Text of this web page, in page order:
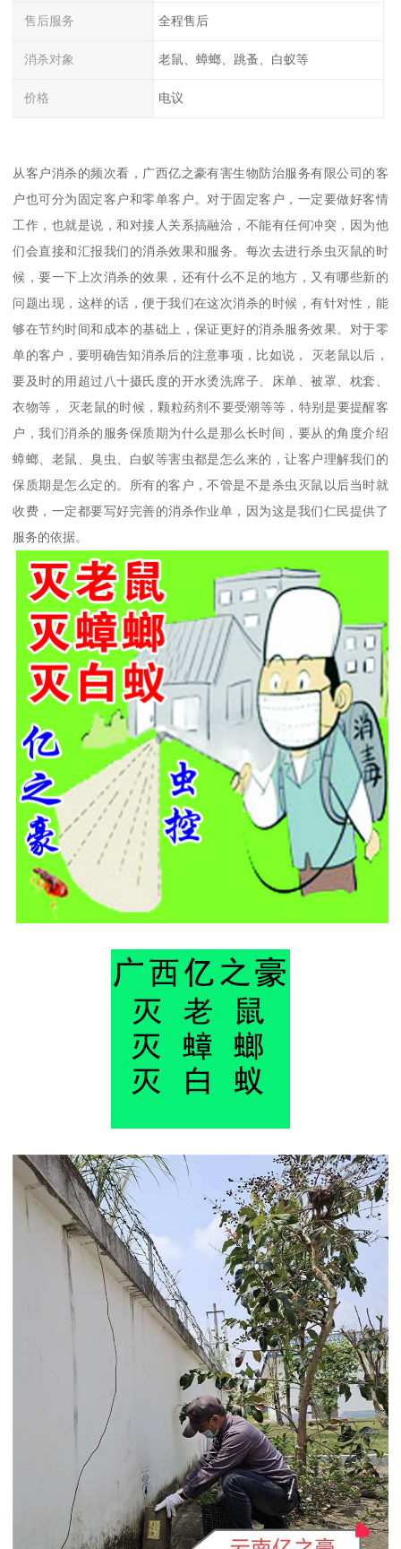
售后服务 全程售后
消杀对象 老鼠、蟑螂、跳蚤、白蚁等
价格 电议
从客户消杀的频次看，广西亿之豪有害生物防治服务有限公司的客
户也可分为固定客户和零单客户。对于固定客户，一定要做好客情
工作，也就是说，和对接人关系搞融洽，不能有任何冲突，因为他
们会直接和汇报我们的消杀效果和服务。每次去进行杀虫灭鼠的时
候，要一下上次消杀的效果，还有什么不足的地方，又有哪些新的
问题出现，这样的话，便于我们在这次消杀的时候，有针对性，能
够在节约时间和成本的基础上，保证更好的消杀服务效果。对于零
单的客户，要明确告知消杀后的注意事项，比如说， 灭老鼠以后，
要及时的用超过八十摄氏度的开水烫洗席子、床单、被罩、枕套、
衣物等， 灭老鼠的时候，颗粒药剂不要受潮等等，特别是要提醒客
户，我们消杀的服务保质期为什么是那么长时间，要从的角度介绍
蟑螂、老鼠、臭虫、白蚁等害虫都是怎么来的，让客户理解我们的
保质期是怎么定的。所有的客户，不管是不是杀虫灭鼠以后当时就
收费，一定都要写好完善的消杀作业单，因为这是我们仁民提供了
服务的依据。